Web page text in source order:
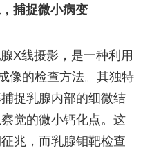
捕捉微小病变
X线摄影，是一种利用
像的检查方法。其独特
捉乳腺内部的细微结
觉的微小钙化点。这
兆，而乳腺钼靶检查